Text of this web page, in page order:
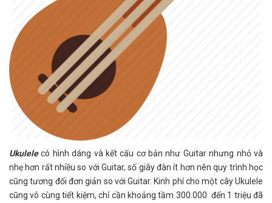
Ukulelecó hình dáng và kết cấu cơ bản như Guitar nhưng nhỏ và
nhẹ hơn rất nhiều so với Guitar, số giây đàn ít hơn nên quy trình học
cũng tương đối đơn giản so với Guitar. Kinh phí cho một cây Ukulele
cũng vô cùng tiết kiệm, chỉ cần khoảng tầm 300.000 đến 1 triệu đã